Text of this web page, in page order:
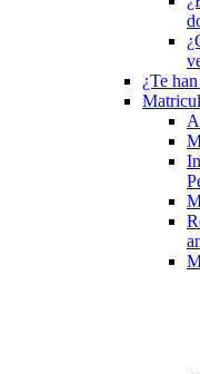
¿Te